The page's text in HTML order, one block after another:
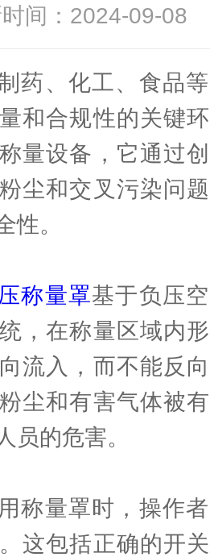
时间：2024-09-
、化工、食品等
和合规性的关键
量设备，它通过
尘和交叉污染问
性。
称量罩基于负压
，在称量区域内
流入，而不能反
尘和有害气体被
员的危害。
量罩时，操作者
这包括正确的开